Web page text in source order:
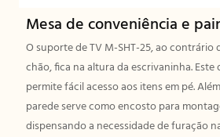
Mesa de conveniência e
O suporte de TV M-SHT-25, ao contrário
chão, fica na altura da escrivaninha.
permite fácil acesso aos itens em pé.
parede serve como encosto para
dispensando a necessidade de furação